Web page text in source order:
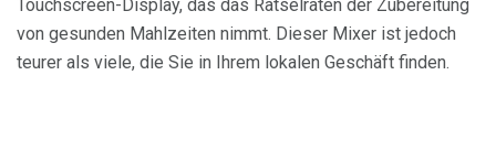
Touchscreen-Display, das das Rätselraten der Zubereitung
von gesunden Mahlzeiten nimmt. Dieser Mixer ist jedoch
teurer als viele, die Sie in Ihrem lokalen Geschäft finden.